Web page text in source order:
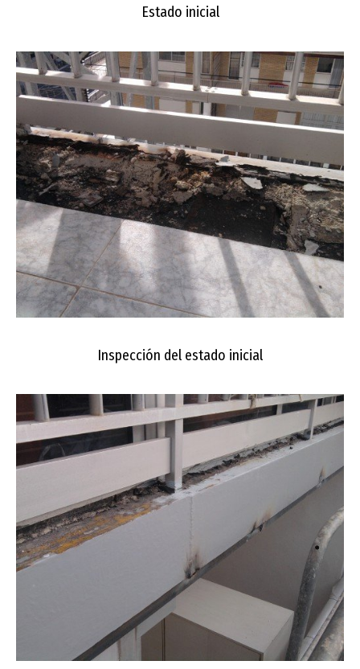
Estado inicial
Inspección del estado inicial